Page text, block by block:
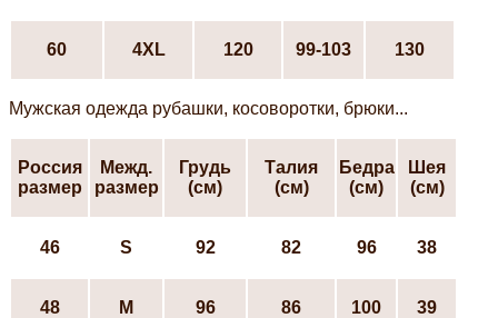
60 4XL 120 99-103 130
Мужская одежда рубашки, косоворотки, брюки...
Россия
размер
Межд.
размер
Грудь
(см)
Талия
(см)
Бедра
(см)
Шея
(см)
46 S 92 82 96 38
48 М 96 86 100 39